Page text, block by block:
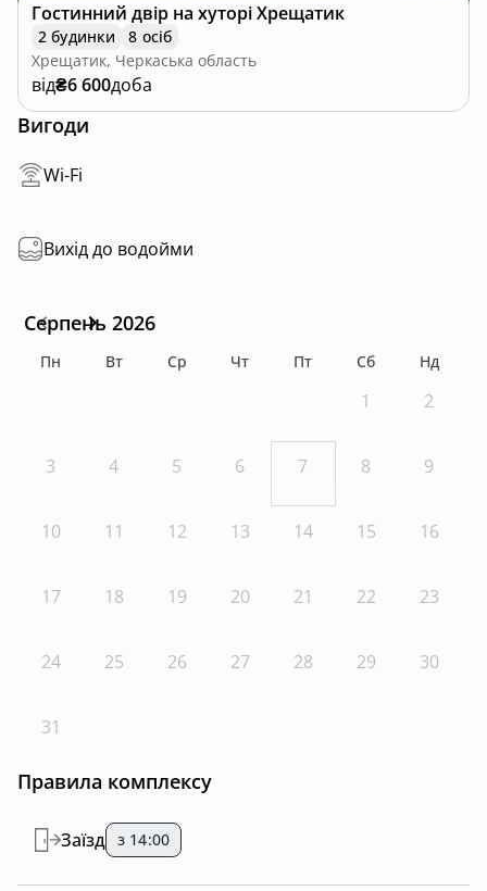
Гостинний двір на хуторі Хрещатик
2 будинки
8 осіб
Хрещатик, Черкаська область
від₴6 600доба
Вигоди
Wi-Fi
Вихід до водойми
Серпень 2026
Пн Вт Ср Чт Пт Сб Нд
1 2
3 4 5 6 7 8 9
10 11 12 13 14 15 16
17 18 19 20 21 22 23
24 25 26 27 28 29 30
31
Правила комплексу
Заїзд з 14:00